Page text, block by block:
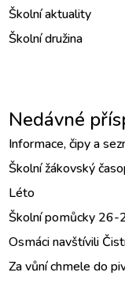
Školní aktuality
Školní družina
Nedávné
Informace, čipy a
Školní žákovský
Léto
Školní pomůcky 26-
Osmáci navštívili
Za vůní chmele do